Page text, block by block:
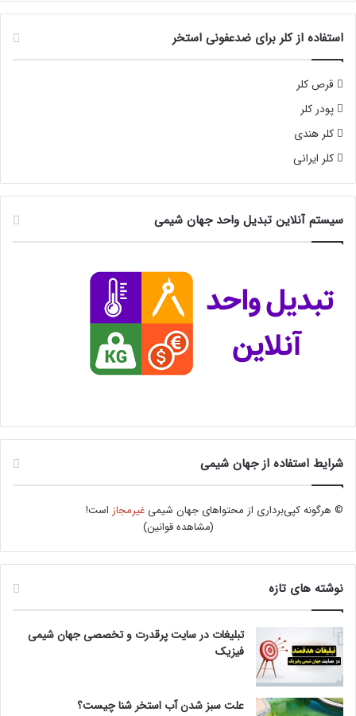
استفاده از کلر برای ضدعفونی استخر
قرص کلر
پودر کلر
کلر هندی
کلر ایرانی
سیستم آنلاین تبدیل واحد جهان شیمی
شرایط استفاده از جهان شیمی
© هرگونه کپی‌برداری از محتواهای جهان شیمیغیرمجاز است!
(مشاهده قوانین)
نوشته های تازه
تبلیغات در سایت پرقدرت و تخصصی جهان شیمی
فیزیک
علت سبز شدن آب استخر شنا چیست؟